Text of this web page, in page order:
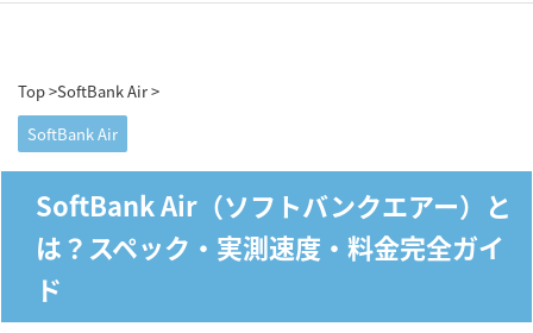
Top>SoftBank Air>
SoftBank Air
SoftBank Air（ソフトバンクエアー）と
は？スペック・実測速度・料金完全ガイ
ド